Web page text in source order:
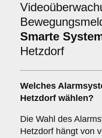
Smarte
Hetzdorf
Welches
Hetzdorf wählen?
Die Wahl des
Hetzdorf hängt von